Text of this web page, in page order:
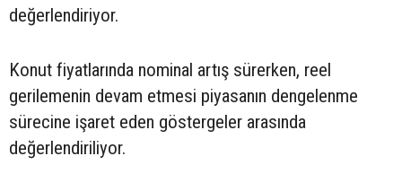
değerlendiriyor.
Konut fiyatlarında nominal artış sürerken, reel
gerilemenin devam etmesi piyasanın dengelenme
sürecine işaret eden göstergeler arasında
değerlendiriliyor.